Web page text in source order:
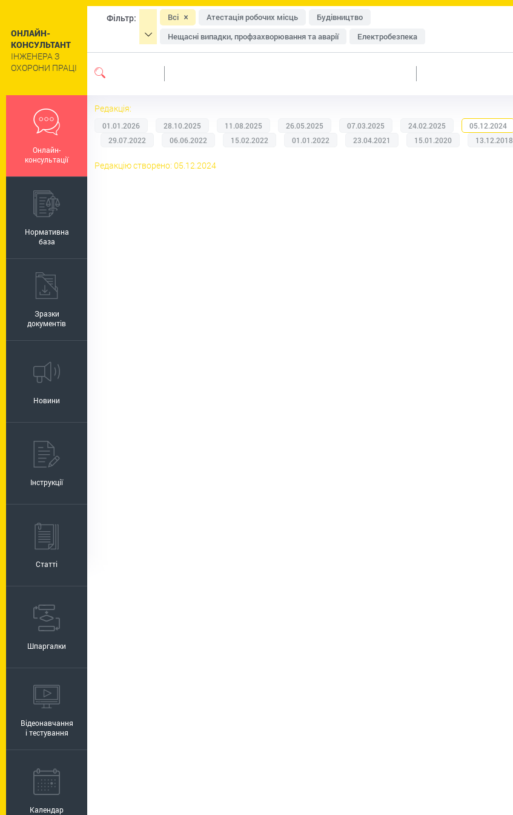
ОНЛАЙН-
КОНСУЛЬТАНТ
ІНЖЕНЕРА З
ОХОРОНИ ПРАЦІ
Онлайн-
консультації
Нормативна
база
Зразки
документів
Новини
Інструкції
Статті
Шпаргалки
Відеонавчання
і тестування
Календар
Фільтр: Всі Атестація робочих місць
Будівництво
Нещасні випадки, профзахворювання та аварії
Електробезпека
Засоби індивідуального захисту
Перевірки Держпраці
Медичні огляди
Домедична допомога
Регулювання праці окремих категорій працівників
Редакція:
01.01.2026 28.10.2025 11.08.2025 26.05.2025 07.03.2025 24.02.2025 05.12.2024
29.07.2022
06.06.2022 15.02.2022 01.01.2022 23.04.2021 15.01.2020 13.12.2018
Редакцію створено: 05.12.2024